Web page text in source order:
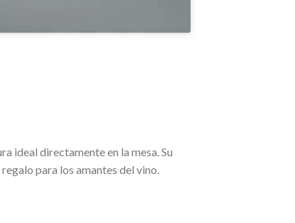
ideal directamente en la mesa. Su
para los amantes del vino.